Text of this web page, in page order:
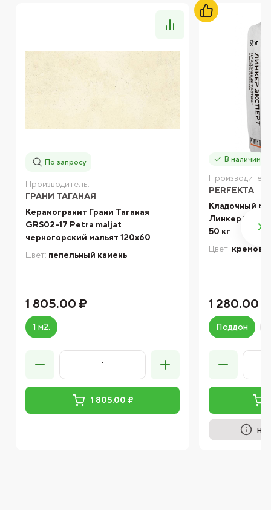
По запросу
Производитель:
ГРАНИ ТАГАНАЯ
Керамогранит Грани Таганая
GRS02-17 Petra maljat
черногорский мальят 120х60
Цвет: пепельный камень
1 805.00 ₽
1 м2.
1 805.00 ₽
В наличии
PERFEKTA
Кладочный
Линкер
50 кг
Цвет:
1 280.00 ₽
Поддон
на